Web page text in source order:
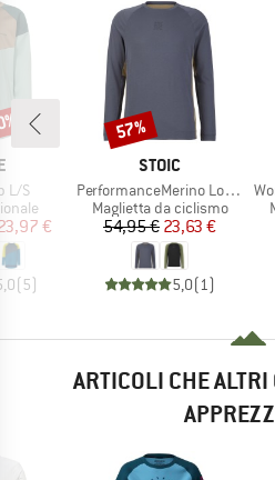
L/S
ridotto
€
(5)
MARCHIO
STOIC
Articolo
PerformanceMerino LofsdalenSt. MTB L/S
Gruppo di prodotti
Maglietta da ciclismo
Prezzo
54,95 €Prezzo ridotto
23,63 €
5,0(1 )
Sconto
57%
ARTICOLI CHE